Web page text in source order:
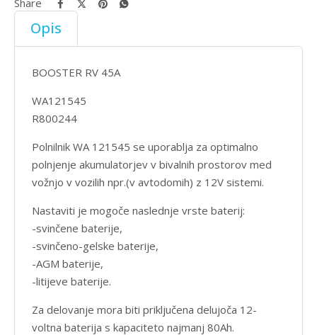
Share
Opis
BOOSTER RV 45A
WA121545
R800244
Polnilnik WA 121545 se uporablja za optimalno
polnjenje akumulatorjev v bivalnih prostorov med
vožnjo v vozilih npr.(v avtodomih) z 12V sistemi.
Nastaviti je mogoče naslednje vrste baterij:
-svinčene baterije,
-svinčeno-gelske baterije,
-AGM baterije,
-litijeve baterije.
Za delovanje mora biti priključena delujoča 12-
voltna baterija s kapaciteto najmanj 80Ah.